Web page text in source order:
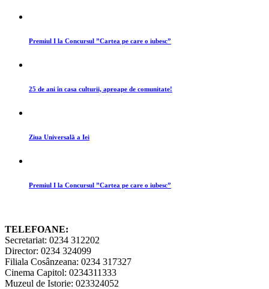
Premiul I la Concursul ”Cartea pe care o iubesc”
25 de ani în casa culturii, aproape de comunitate!
Ziua Universală a Iei
Premiul I la Concursul ”Cartea pe care o iubesc”
TELEFOANE:
Secretariat: 0234 312202
Director: 0234 324099
Filiala Cosânzeana: 0234 317327
Cinema Capitol: 0234311333
Muzeul de Istorie: 023324052